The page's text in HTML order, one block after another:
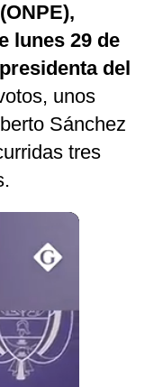
lunes 29 de
del
unos
Sánchez
tres